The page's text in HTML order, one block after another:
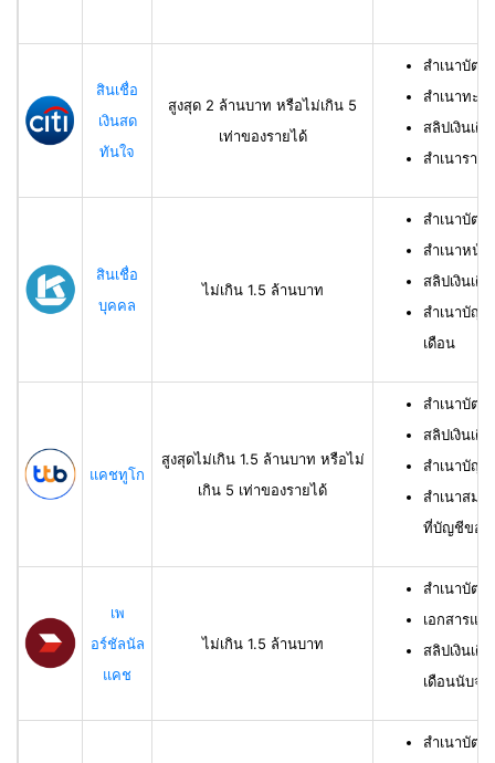
สินเชื่อ
เงินสด
ทันใจ
สูงสุด 2 ล้านบาท หรือไม่เกิน 5
เท่าของรายได้
สำเนาบัตร
สำเนาทะเ
สลิปเงินเดื
สำเนาราย
สินเชื่อ
บุคคล
ไม่เกิน 1.5 ล้านบาท
สำเนาบัตร
สำเนาหน้
สลิปเงินเดื
สำเนาบัญชี
เดือน
แคชทูโก
สูงสุดไม่เกิน 1.5 ล้านบาท หรือไม่
เกิน 5 เท่าของรายได้
สำเนาบัตร
สลิปเงินเดื
สำเนาบัญ
สำเนาสมุด
ที่บัญชีของ
เพ
อร์ชัลนัล
แคช
ไม่เกิน 1.5 ล้านบาท
สำเนาบัตร
เอกสารแส
สลิปเงินเ
เดือนนับจ
สำเนาบัต